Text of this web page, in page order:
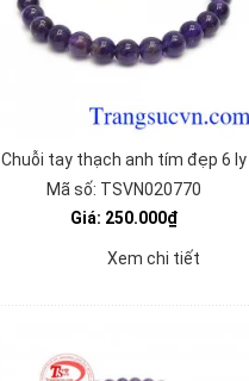
Chuỗi tay thạch anh tím đẹp 6 ly
Mã số: TSVN020770
Giá: 250.000₫
Xem chi tiết